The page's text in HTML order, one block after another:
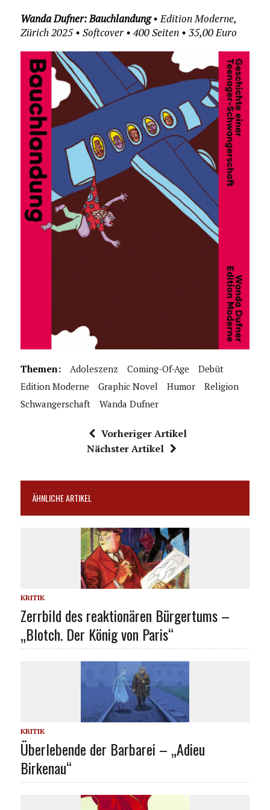
Wanda Dufner: Bauchlandung• Edition Moderne,
Zürich 2025 • Softcover • 400 Seiten • 35,00 Euro
Themen: Adoleszenz Coming-Of-Age
Debüt
Edition Moderne
Graphic Novel Humor
Religion
Schwangerschaft
Wanda Dufner
Vorheriger Artikel
Nächster Artikel
ÄHNLICHE ARTIKEL
KRITIK
Zerrbild des reaktionären Bürgertums –
„Blotch. Der König von Paris“
KRITIK
Überlebende der Barbarei – „Adieu
Birkenau“